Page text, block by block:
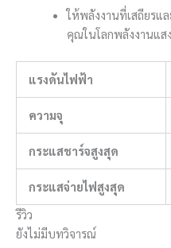
ให้พลังงานที่เสถียรแ
คุณในโลกพลังงานแส
แรงดันไฟฟ้า
ความจุ
กระแสชาร์จสูงสุด
กระแสจ่ายไฟสูงสุด
รีวิว
ยังไม่มีบทวิจารณ์